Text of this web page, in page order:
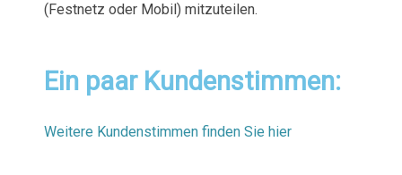
(Festnetz oder Mobil) mitzuteilen.
Ein paar Kundenstimmen:
Weitere Kundenstimmen finden Sie hier